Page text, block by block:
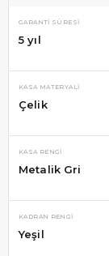
GARANTI SÜRESI
5 yıl
KASA MATERYALI
Çelik
KASA RENGI
Metalik Gri
KADRAN RENGI
Yeşil